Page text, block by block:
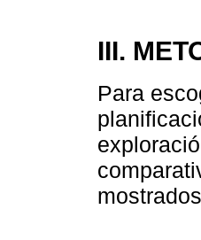
III.
Para